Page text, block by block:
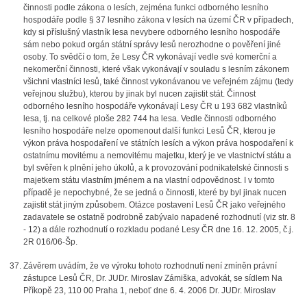
činnosti podle zákona o lesích, zejména funkci odborného lesního
hospodáře podle § 37 lesního zákona v lesích na území ČR v případech,
kdy si příslušný vlastník lesa nevybere odborného lesního hospodáře
sám nebo pokud orgán státní správy lesů nerozhodne o pověření jiné
osoby. To svědčí o tom, že Lesy ČR vykonávají vedle své komerční a
nekomerční činnosti, které však vykonávají v souladu s lesním zákonem
všichni vlastníci lesů, také činnost vykonávanou ve veřejném zájmu (tedy
veřejnou službu), kterou by jinak byl nucen zajistit stát. Činnost
odborného lesního hospodáře vykonávají Lesy ČR u 193 682 vlastníků
lesa, tj. na celkové ploše 282 744 ha lesa. Vedle činnosti odborného
lesního hospodáře nelze opomenout další funkci Lesů ČR, kterou je
výkon práva hospodaření ve státních lesích a výkon práva hospodaření k
ostatnímu movitému a nemovitému majetku, který je ve vlastnictví státu a
byl svěřen k plnění jeho úkolů, a k provozování podnikatelské činnosti s
majetkem státu vlastním jménem a na vlastní odpovědnost. I v tomto
případě je nepochybné, že se jedná o činnosti, které by byl jinak nucen
zajistit stát jiným způsobem. Otázce postavení Lesů ČR jako veřejného
zadavatele se ostatně podrobně zabývalo napadené rozhodnutí (viz str. 8
- 12) a dále rozhodnutí o rozkladu podané Lesy ČR dne 16. 12. 2005, č.j.
2R 016/06-Šp.
Závěrem uvádím, že ve výroku tohoto rozhodnutí není zmíněn právní
zástupce Lesů ČR, Dr. JUDr. Miroslav Zámiška, advokát, se sídlem Na
Příkopě 23, 110 00 Praha 1, neboť dne 6. 4. 2006 Dr. JUDr. Miroslav